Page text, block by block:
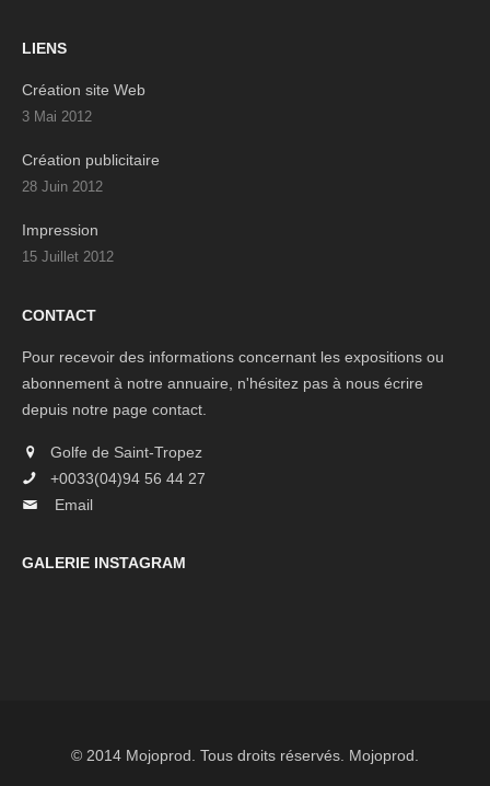
LIENS
Création site Web
3 Mai 2012
Création publicitaire
28 Juin 2012
Impression
15 Juillet 2012
CONTACT
Pour recevoir des informations concernant les expositions ou
abonnement à notre annuaire, n'hésitez pas à nous écrire
depuis notre page contact
Golfe de Saint-Tropez
+0033(04)94 56 44 27
Email
GALERIE INSTAGRAM
© 2014 Mojoprod. Tous droits réservés. Mojoprod